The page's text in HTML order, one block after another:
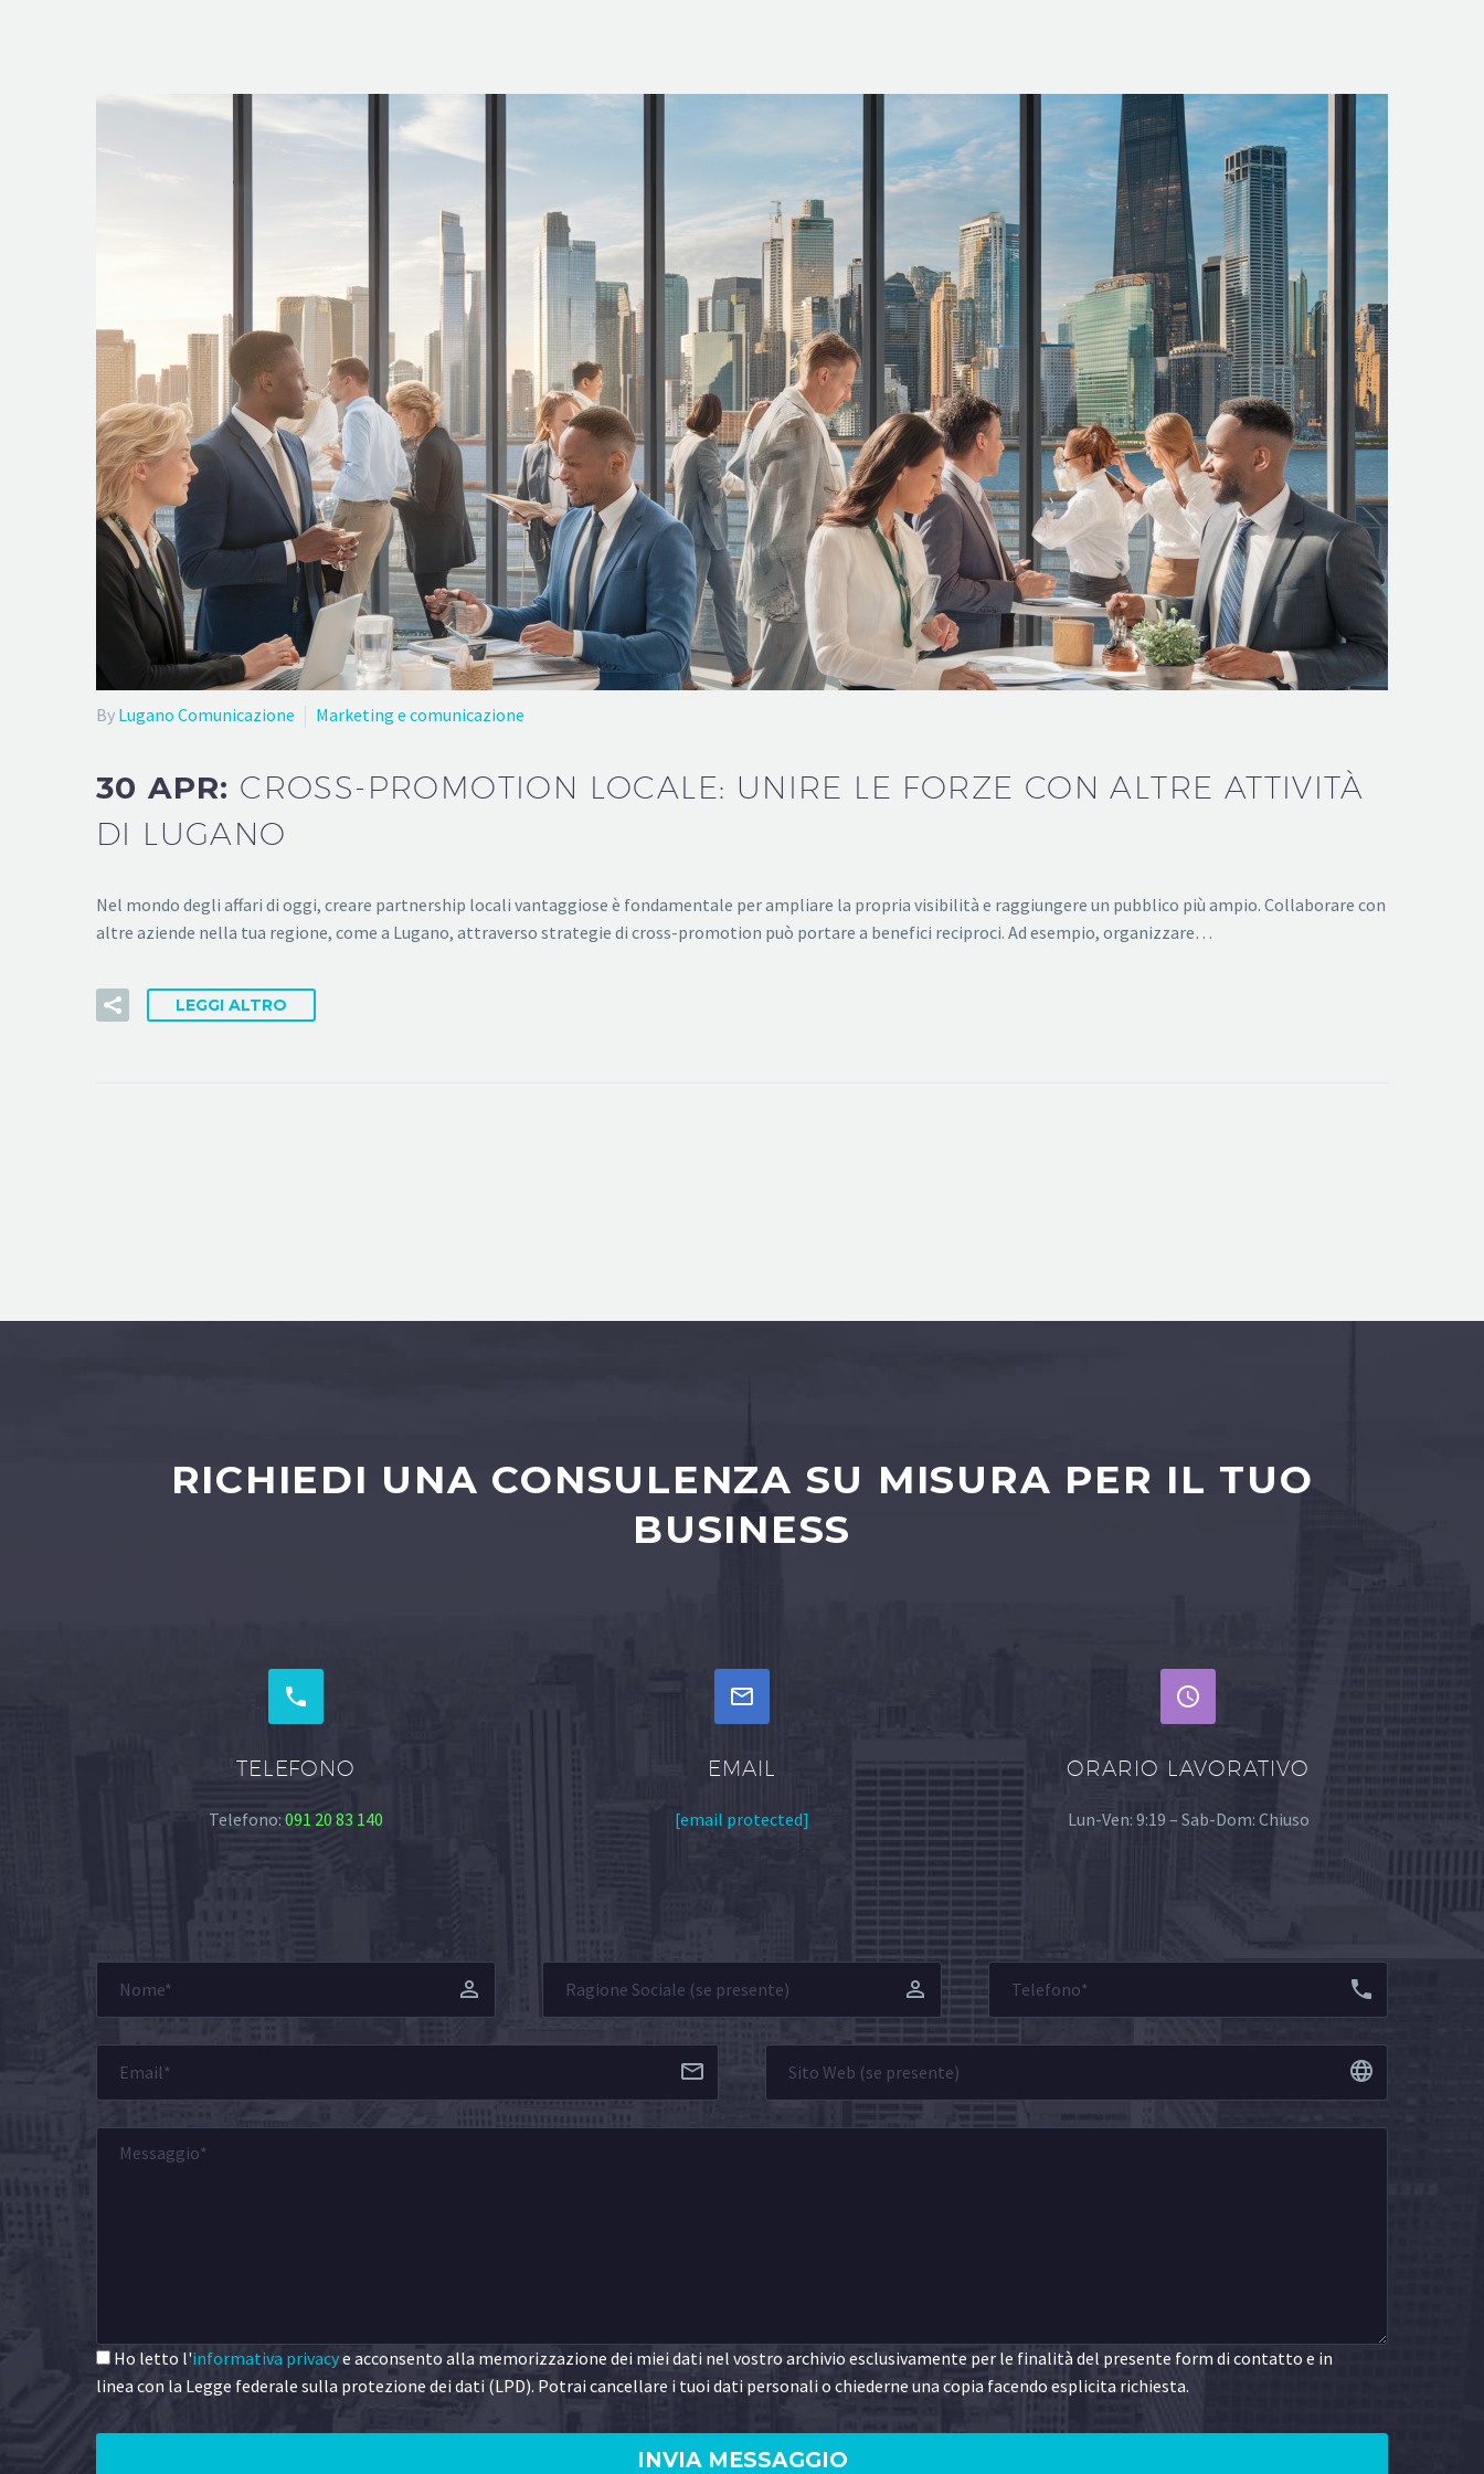
By Lugano Comunicazione Marketing e comunicazione
30 APR: CROSS-PROMOTION LOCALE: UNIRE LE FORZE CON ALTRE ATTIVITÀ
DI LUGANO
Nel mondo degli affari di oggi, creare partnership locali vantaggiose è fondamentale per ampliare la propria visibilità e raggiungere un pubblico più ampio. Collaborare con
altre aziende nella tua regione, come a Lugano, attraverso strategie di cross-promotion può portare a benefici reciproci. Ad esempio, organizzare…
LEGGI ALTRO
RICHIEDI UNA CONSULENZA SU MISURA PER IL TUO
BUSINESS


TELEFONO
Telefono: 091 20 83 140


EMAIL
[email protected]


ORARIO LAVORATIVO
Lun-Ven: 9:19 – Sab-Dom: Chiuso
Ho letto l'informativa privacye acconsento alla memorizzazione dei miei dati nel vostro archivio esclusivamente per le finalità del presente form di contatto e in
linea con la Legge federale sulla protezione dei dati (LPD). Potrai cancellare i tuoi dati personali o chiederne una copia facendo esplicita richiesta.